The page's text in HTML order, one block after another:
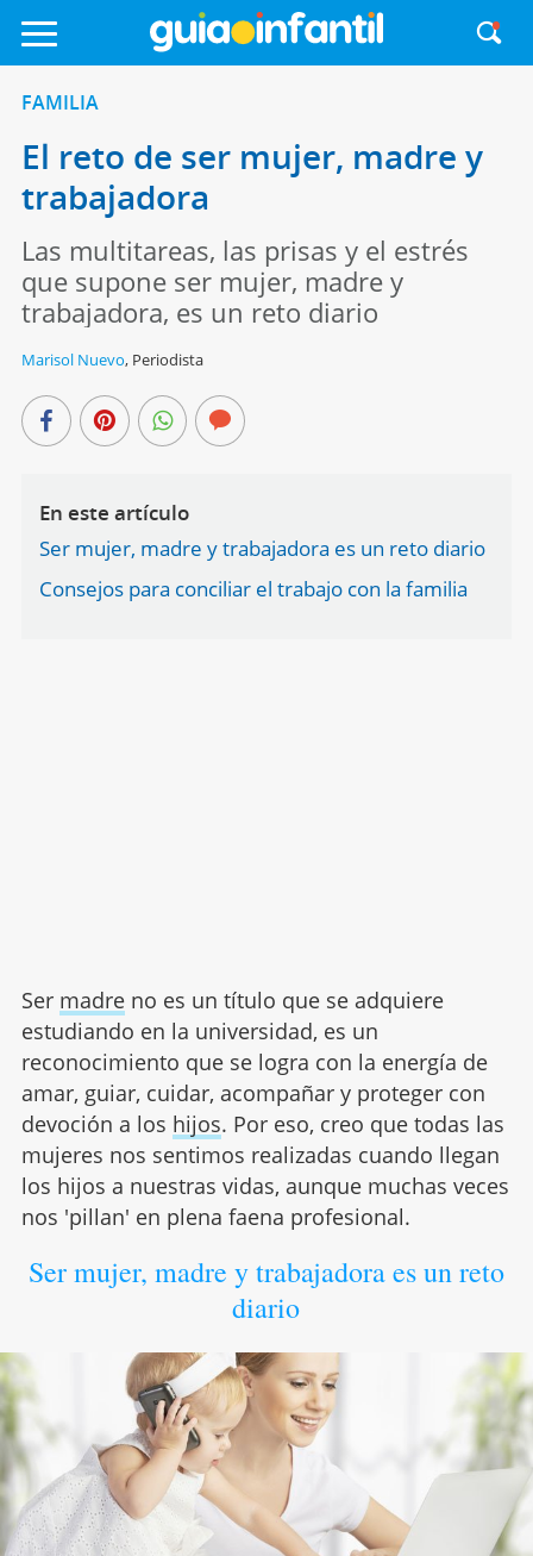
FAMILIA
El reto de ser mujer, madre y
trabajadora
Las multitareas, las prisas y el estrés
que supone ser mujer, madre y
trabajadora, es un reto diario
Marisol Nuevo, Periodista
En este artículo
Ser mujer, madre y trabajadora es un reto diario
Consejos para conciliar el trabajo con la familia
Ser madreno es un título que se adquiere
estudiando en la universidad, es un
reconocimiento que se logra con la energía de
amar, guiar, cuidar, acompañar y proteger con
devoción a los hijos. Por eso, creo que todas las
mujeres nos sentimos realizadas cuando llegan
los hijos a nuestras vidas, aunque muchas veces
nos 'pillan' en plena faena profesional.
Ser mujer, madre y trabajadora es un reto
diario